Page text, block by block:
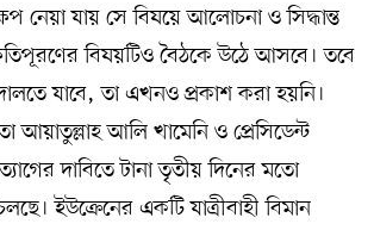
নেয়া যায় সে বিষয়ে আলোচনা ও সিদ্ধান্ত
বিষয়টিও বৈঠকে উঠে আসবে। তবে
যাবে, তা এখনও প্রকাশ করা হয়নি।
আয়াতুল্লাহ আলি খামেনি ও প্রেসিডেন্ট
দাবিতে টানা তৃতীয় দিনের মতো
ইউক্রেনের একটি যাত্রীবাহী বিমান